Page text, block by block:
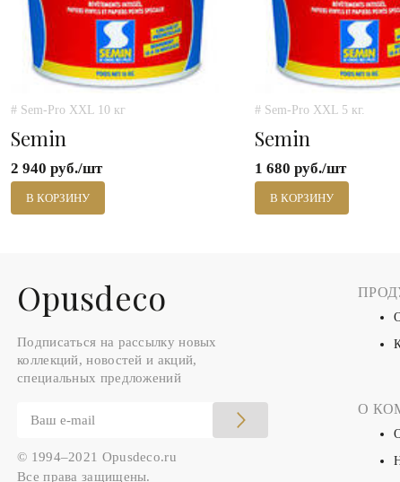
# Sem-Pro XXL 10 кг
Semin
2 940 руб./шт
В КОРЗИНУ
# Sem-Pro XXL 5 кг.
Semin
1 680 руб./шт
В КОРЗИНУ
Оpusdeco
Подписаться на рассылку новых
коллекций, новостей и акций,
специальных предложений
© 1994–2021 Opusdeco.ru
Все права защищены.
О